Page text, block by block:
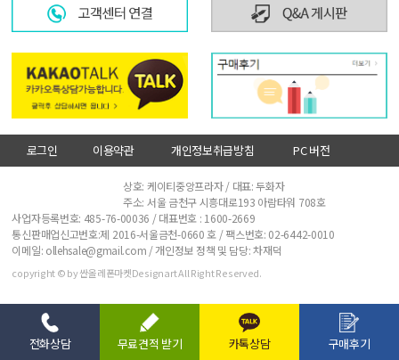
로그인 이용약관 개인정보취급방침
PC 버전
상호: 케이티중앙프라자 / 대표: 두화자
주소: 서울 금천구 시흥대로193 아람타워 708호
사업자등록번호: 485-76-00036 / 대표번호 : 1600-2669
통신판매업신고번호:제 2016-서울금천-0660 호 / 팩스번호: 02-6442-0010
이메일: ollehsale@gmail.com / 개인정보 정책 및 담당: 차재덕
copyright © by 싼올레폰마켓Designart All Right Reserved.
전화상담 무료견적 받기 카톡상담 구매후기